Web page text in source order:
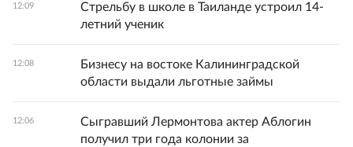
12:09
Стрельбу в школе в Таиланде устроил 14-
летний ученик
12:08
Бизнесу на востоке Калининградской
области выдали льготные займы
12:06
Сыгравший Лермонтова актер Аблогин
получил три года колонии за